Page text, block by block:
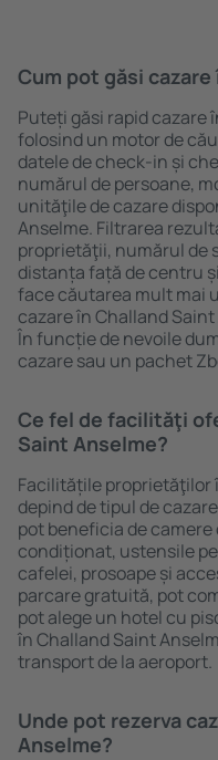
Cum pot găsi
Puteți găsi rapid cazare
folosind un motor de
datele de check-in și
numărul de persoane,
unităţile de cazare
Anselme. Filtrarea
proprietăţii, numărul de
distanța față de centru
face căutarea mult mai
cazare în Challand
În funcție de nevoile
cazare sau un pachet
Ce fel de facilităţi
Saint Anselme?
Facilitățile proprietăţilor
depind de tipul de
pot beneficia de
condiționat, ustensile
cafelei, prosoape și
parcare gratuită, pot
pot alege un hotel cu
în Challand Saint
transport de la aeroport.
Unde pot rezerva
Anselme?